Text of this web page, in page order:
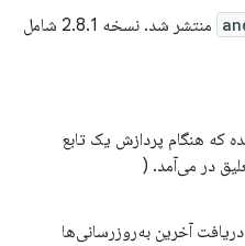
منتشر شد. نسخه 2.8.1 شامل
که هنگام پردازش یک تابع
آخرین به‌روزرسانی‌ها